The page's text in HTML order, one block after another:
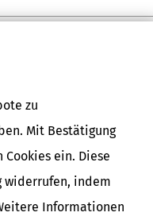
zu
Mit Bestätigung
ein. Diese
widerrufen, indem
Informationen
es sich um eine